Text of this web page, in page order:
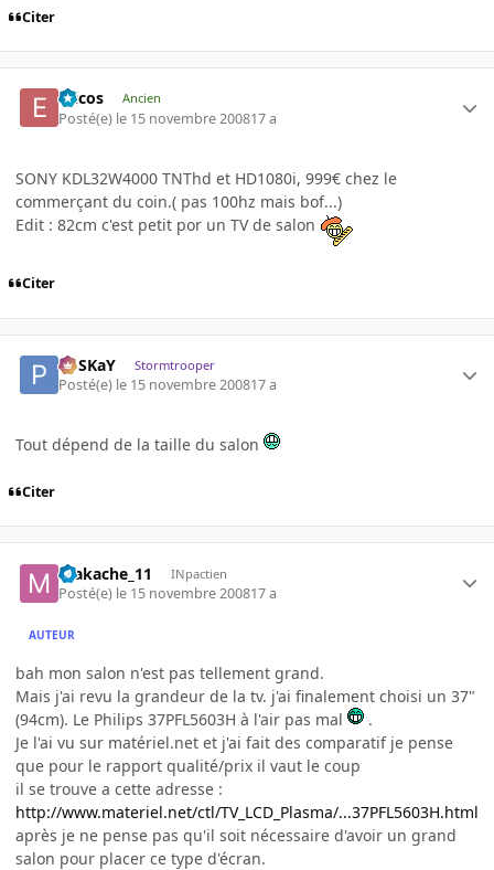
Citer
Ericos Ancien
Posté(e) le 15 novembre 200817 a
SONY KDL32W4000 TNThd et HD1080i, 999€ chez le
commerçant du coin.( pas 100hz mais bof...)
Edit : 82cm c'est petit por un TV de salon
Citer
PoSKaY Stormtrooper
Posté(e) le 15 novembre 200817 a
Tout dépend de la taille du salon
Citer
makache_11 INpactien
Posté(e) le 15 novembre 200817 a
AUTEUR
bah mon salon n'est pas tellement grand.
Mais j'ai revu la grandeur de la tv. j'ai finalement choisi un 37"
(94cm). Le Philips 37PFL5603H à l'air pas mal
.
Je l'ai vu sur matériel.net et j'ai fait des comparatif je pense
que pour le rapport qualité/prix il vaut le coup
il se trouve a cette adresse :
http://www.materiel.net/ctl/TV_LCD_Plasma/...37PFL5603H.html
après je ne pense pas qu'il soit nécessaire d'avoir un grand
salon pour placer ce type d'écran.